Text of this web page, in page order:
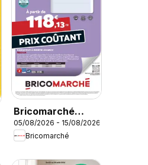
Bricomarché
catalogue
05/08/2026 - 15/08/2026
Bricomarché